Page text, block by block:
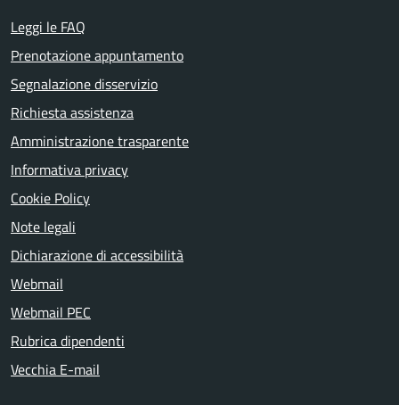
Leggi le FAQ
Prenotazione appuntamento
Segnalazione disservizio
Richiesta assistenza
Amministrazione trasparente
Informativa privacy
Cookie Policy
Note legali
Dichiarazione di accessibilità
Webmail
Webmail PEC
Rubrica dipendenti
Vecchia E-mail